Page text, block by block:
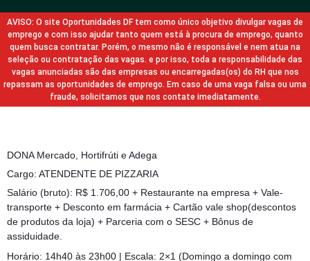
AVISO: O site Oportunidades DF tem como único objetivo divulgar vagas de
emprego e com isso ajudar tanto quem está à procura de emprego, quanto
quem busca contratar. Porém, o mesmo não é responsável e nem atua na
seleção ou contratação das vagas. e por isso, toda a responsabilidade das
vagas anunciadas são das empresas ou encarregadas(os) do RH que nos
repassam as oportunidades de emprego. Em caso de uma vaga falsa ou uma
fraude, solicitamos que nos contate imediatamente.
DONA Mercado, Hortifrúti e Adega
Cargo: ATENDENTE DE PIZZARIA
Salário (bruto): R$ 1.706,00 + Restaurante na empresa + Vale-
transporte + Desconto em farmácia + Cartão vale shop(descontos
de produtos da loja) + Parceria com o SESC + Bônus de
assiduidade.
Horário: 14h40 às 23h00 | Escala: 2×1 (Domingo a domingo com